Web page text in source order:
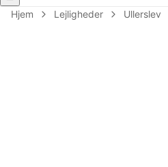
Hjem Lejligheder Ullerslev